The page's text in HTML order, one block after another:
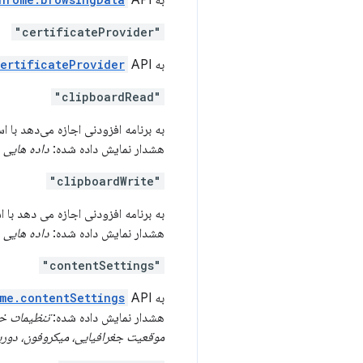
"certificateProvider"
به API دسترسی می دهد.
"clipboardRead"
به برنامه افزودنی اجازه می‌دهد با
هشدار نمایش داده شده: داده
"clipboardWrite"
به برنامه افزودنی اجازه می دهد با
هشدار نمایش داده شده: داده
"contentSettings"
به API دسترسی می دهد.
هشدار نمایش داده شده:تنظیمات
موقعیت جغرافیایی، میکروفون،